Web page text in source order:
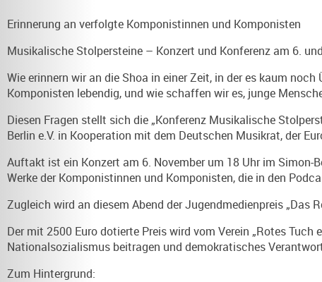
Erinnerung an verfolgte Komponistinnen und Komponisten
Musikalische Stolpersteine – Konzert und Konferenz am 6.
Wie erinnern wir an die Shoa in einer Zeit, in der es kaum
Komponisten lebendig, und wie schaffen wir es, junge
Diesen Fragen stellt sich die „Konferenz Musikalische
Berlin e.V. in Kooperation mit dem Deutschen Musikrat, der
Auftakt ist ein Konzert am 6. November um 18 Uhr im Simon-
Werke der Komponistinnen und Komponisten, die in den
Zugleich wird an diesem Abend der Jugendmedienpreis „Das
Der mit 2500 Euro dotierte Preis wird vom Verein „Rotes
Nationalsozialismus beitragen und demokratisches
Zum Hintergrund: